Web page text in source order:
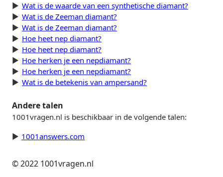
Wat is de waarde van een synthetische diamant?
Wat is de Zeeman diamant?
Wat is de Zeeman diamant?
Hoe heet nep diamant?
Hoe heet nep diamant?
Hoe herken je een nepdiamant?
Hoe herken je een nepdiamant?
Wat is de betekenis van ampersand?
Andere talen
1001vragen.nl is beschikbaar in de volgende talen:
1001answers.com
© 2022 1001vragen.nl